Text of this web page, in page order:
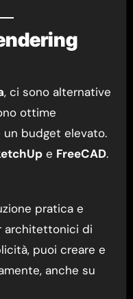
, ci sono alternative
ottime
budget elevato.
e FreeCAD.
pratica e
architettonici di
puoi creare e
anche su